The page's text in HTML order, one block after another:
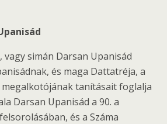
vagy simán Darsan Upanisád
és maga Dattatréja, a
tanításait foglalja
Darsan Upanisád a 90. a
és a Száma